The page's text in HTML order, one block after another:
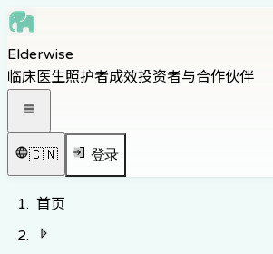
Skip to navigation
Skip to footer
Elderwise
临床医生照护者成效投资者与合作伙伴
🇨🇳 登录
首页